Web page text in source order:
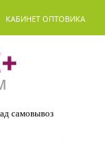
самовывоз
КАБИНЕТ ОПТОВИКА